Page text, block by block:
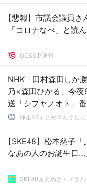
【悲報】市議会議員
「コロナなべ」と読
GOSSIP速報
NHK「田村森田しか
乃×森田ひかる、今
送「シブヤノオト」
うダンスに挑戦
欅坂46まとめきんぐだむ
【SKE48】松本慈子
なあの人のお誕生日…
SKE48まとめはエメラル